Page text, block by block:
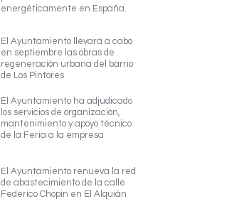
energéticamente en España.
El Ayuntamiento llevará a cabo
en septiembre las obras de
regeneración urbana del barrio
de Los Pintores
El Ayuntamiento ha adjudicado
los servicios de organización,
mantenimiento y apoyo técnico
de la Feria a la empresa
El Ayuntamiento renueva la red
de abastecimiento de la calle
Federico Chopin en El Alquián